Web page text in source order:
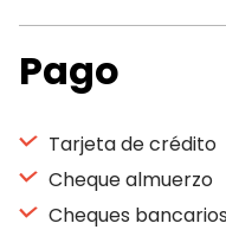
Pago
Tarjeta de crédito
Cheque almuerzo
Cheques